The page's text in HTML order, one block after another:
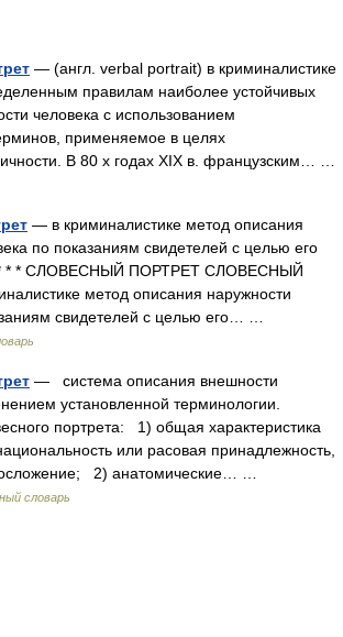
— (англ. verbal portrait) в криминалистике
правилам наиболее устойчивых
человека с использованием
применяемое в целях
В 80 х годах XIX в. французским… …
— в криминалистике метод описания
по показаниям свидетелей с целью его
* * * СЛОВЕСНЫЙ ПОРТРЕТ СЛОВЕСНЫЙ
метод описания наружности
свидетелей с целью его… …
— система описания внешности
установленной терминологии.
портрета: 1) общая характеристика
или расовая принадлежность,
2) анатомические… …
словарь